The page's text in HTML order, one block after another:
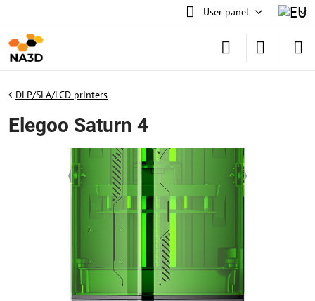
User panel
DLP/SLA/LCD printers
Elegoo Saturn 4